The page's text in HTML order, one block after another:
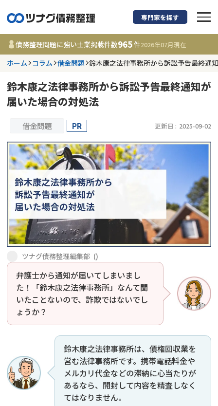
債務整理に強い弁
都道府県を選択
事務所 965
件
借金返済相談・交渉
会社破産・法人破産
消費者金融・サラ金
闇金
費用相場
個人再生（民事再生）
過払金
借金問題
専門家を探す
債務整理問題に強い士業掲載件数965件2026年07月現在
ホーム コラム 借金問題 鈴木康之法律事務所から訴訟予告最終通
鈴木康之法律事務所から訴訟予告最終通知が
届いた場合の対処法
借金問題 PR 更新日 : 2025-09-02
ツナグ債務整理編集部 ()
弁護士から通知が届いてしまいまし
た！「鈴木康之法律事務所」なんて聞
いたことないので、詐欺ではないでし
ょうか？
鈴木康之法律事務所は、債権回収業を
営む法律事務所です。携帯電話料金や
メルカリ代金などの滞納に心当たりが
あるなら、開封して内容を精査しなく
てはなりません。